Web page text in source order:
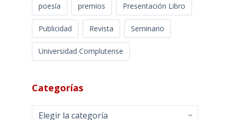
poesía premios Presentación Libro
Publicidad Revista Seminario
Universidad Complutense
Categorías
Categorías